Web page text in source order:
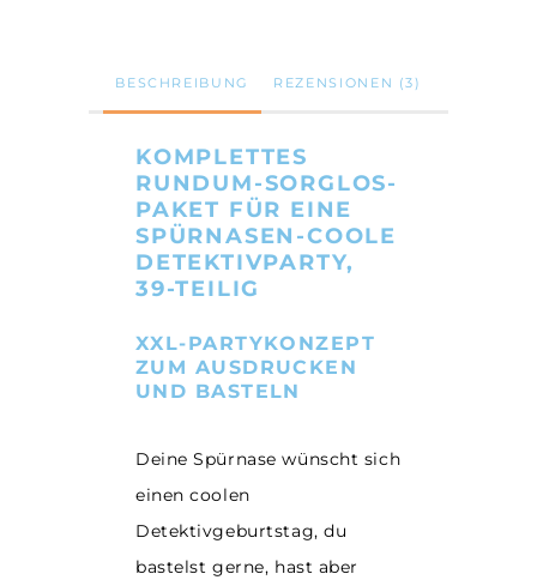
PDF-
Vorlage
Anzahl
BESCHREIBUNG REZENSIONEN (3)
KOMPLETTES
RUNDUM-SORGLOS-
PAKET FÜR EINE
SPÜRNASEN-COOLE
DETEKTIVPARTY,
39-TEILIG
XXL-PARTYKONZEPT
ZUM AUSDRUCKEN
UND BASTELN
Deine Spürnase wünscht sich
einen coolen
Detektivgeburtstag, du
bastelst gerne, hast aber